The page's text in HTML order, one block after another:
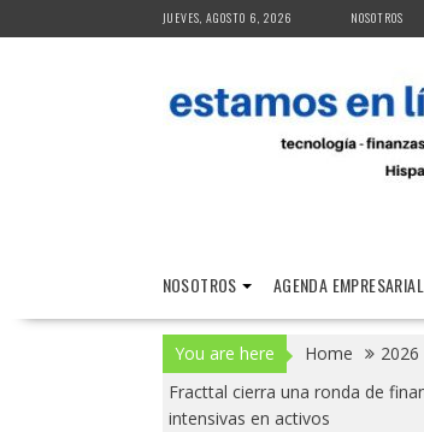
to
JUEVES, AGOSTO 6, 2026 NOSOTROS
NOSOTROS AGENDA EMPRESARIAL
You are here Home 2026
Fracttal cierra una ronda de
intensivas en activos